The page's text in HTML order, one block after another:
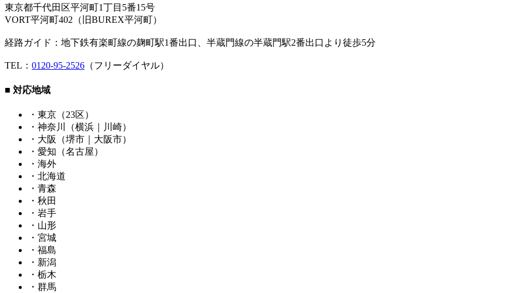
東京都千代田区平河町1丁目5番15号
VORT平河町402（旧BUREX平河町）
経路ガイド：地下鉄有楽町線の麹町駅1番出口、半蔵門線の半蔵門駅2番出口より徒歩5分
TEL： 0120-95-2526 （フリーダイヤル）
■ 対応地域
・東京（23区）
・神奈川（横浜｜川崎）
・大阪（堺市｜大阪市）
・愛知（名古屋）
・海外
・北海道
・青森
・秋田
・岩手
・山形
・宮城
・福島
・新潟
・栃木
・群馬